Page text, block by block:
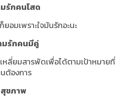
รักคนโสด
อมเพราะใจมันรักอะนะ
มรักคนมีคู่
หลี่ยมสารพัดเพื่อได้ตามเป้าหมายที่
ต้องการ
สุขภาพ